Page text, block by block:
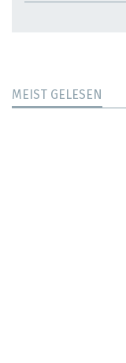
MEIST GELESEN